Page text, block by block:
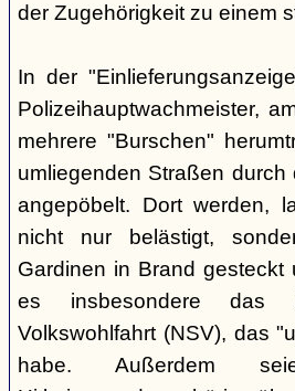
der Zugehörigkeit zu einem
In der
Polizeihauptwachmeister,
mehrere "Burschen"
umliegenden Straßen
angepöbelt. Dort werden,
nicht nur belästigt,
Gardinen in Brand
es insbesondere das
Volkswohlfahrt (NSV), das
habe. Außerdem